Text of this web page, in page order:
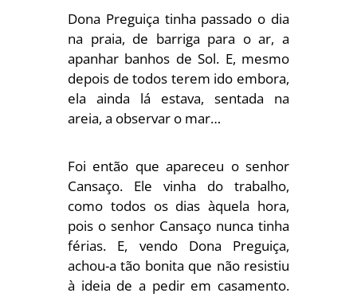
Dona Preguiça tinha passado o dia
na praia, de barriga para o ar, a
apanhar banhos de Sol. E, mesmo
depois de todos terem ido embora,
ela ainda lá estava, sentada na
areia, a observar o mar…
Foi então que apareceu o senhor
Cansaço. Ele vinha do trabalho,
como todos os dias àquela hora,
pois o senhor Cansaço nunca tinha
férias. E, vendo Dona Preguiça,
achou-a tão bonita que não resistiu
à ideia de a pedir em casamento.